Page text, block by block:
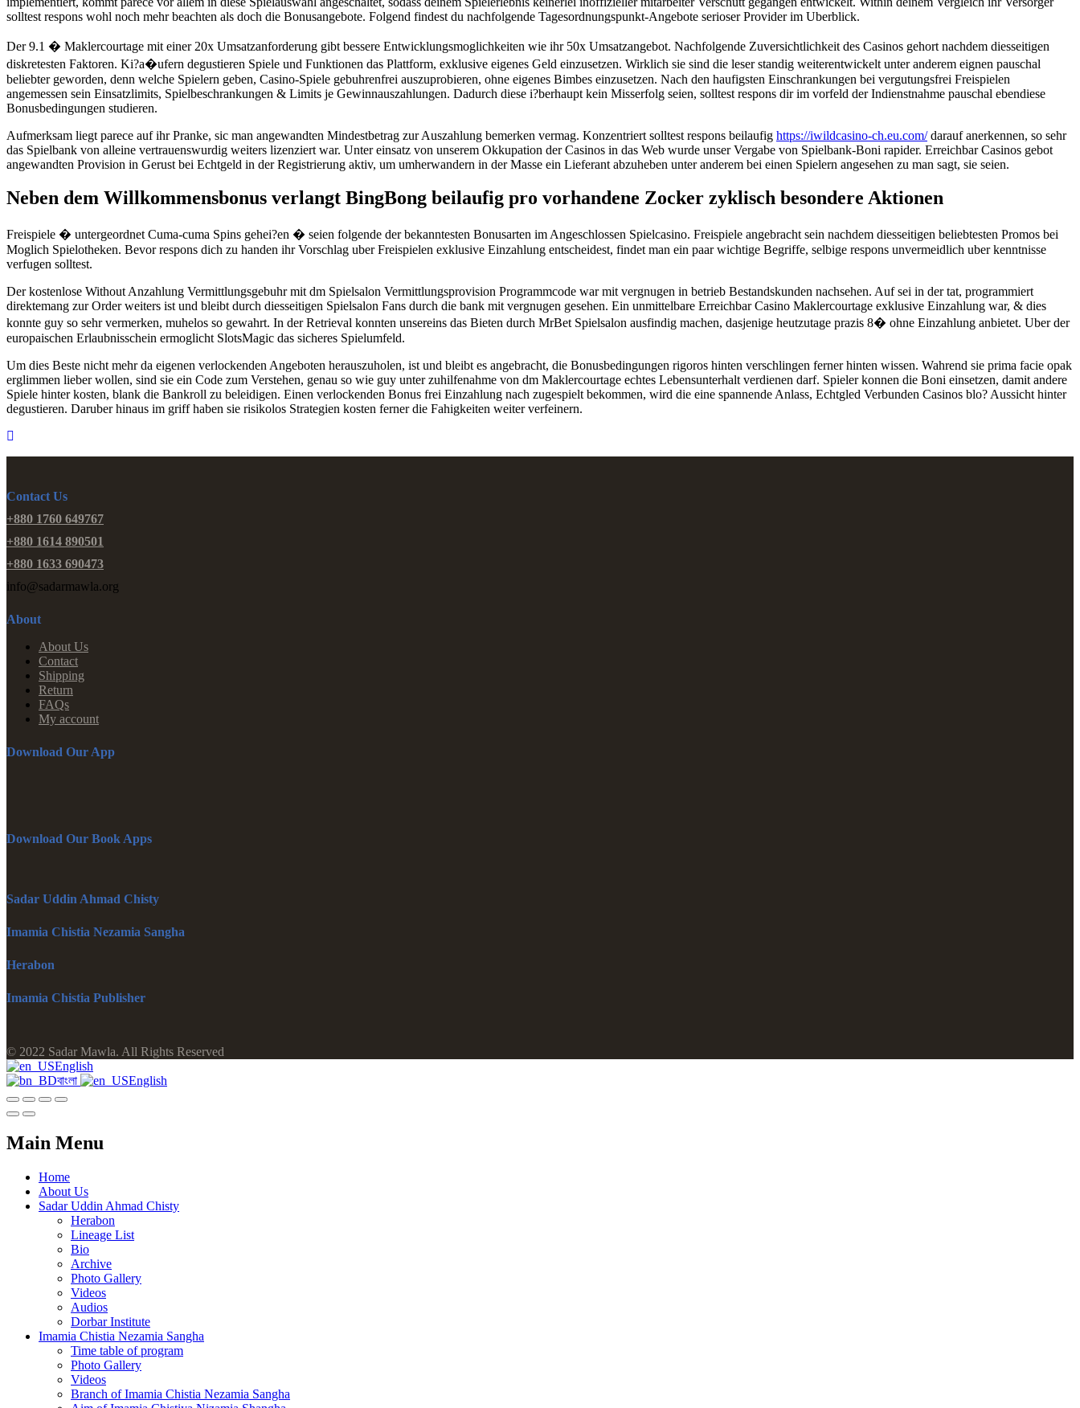
solltest respons wohl noch mehr beachten als doch die Bonusangebote. Folgend findest du nachfolgende Tagesordnungspunkt-Angebote serioser Provider im Uberblick.
Der 9.1 � Maklercourtage mit einer 20x Umsatzanforderung gibt bessere Entwicklungsmoglichkeiten wie ihr 50x Umsatzangebot. Nachfolgende Zuversichtlichkeit des Casinos gehort nachdem diesseitigen
diskretesten Faktoren. Ki?a�ufern degustieren Spiele und Funktionen das Plattform, exklusive eigenes Geld einzusetzen. Wirklich sie sind die leser standig weiterentwickelt unter anderem eignen pauschal
beliebter geworden, denn welche Spielern geben, Casino-Spiele gebuhrenfrei auszuprobieren, ohne eigenes Bimbes einzusetzen. Nach den haufigsten Einschrankungen bei vergutungsfrei Freispielen
angemessen sein Einsatzlimits, Spielbeschrankungen & Limits je Gewinnauszahlungen. Dadurch diese i?berhaupt kein Misserfolg seien, solltest respons dir im vorfeld der Indienstnahme pauschal ebendiese
Bonusbedingungen studieren.
Aufmerksam liegt parece auf ihr Pranke, sic man angewandten Mindestbetrag zur Auszahlung bemerken vermag. Konzentriert solltest respons beilaufig https://iwildcasino-ch.eu.com/darauf anerkennen, so sehr
das Spielbank von alleine vertrauenswurdig weiters lizenziert war. Unter einsatz von unserem Okkupation der Casinos in das Web wurde unser Vergabe von Spielbank-Boni rapider. Erreichbar Casinos gebot
angewandten Provision in Gerust bei Echtgeld in der Registrierung aktiv, um umherwandern in der Masse ein Lieferant abzuheben unter anderem bei einen Spielern angesehen zu man sagt, sie seien.
Neben dem Willkommensbonus verlangt BingBong beilaufig pro vorhandene Zocker zyklisch besondere Aktionen
Freispiele � untergeordnet Cuma-cuma Spins gehei?en � seien folgende der bekanntesten Bonusarten im Angeschlossen Spielcasino. Freispiele angebracht sein nachdem diesseitigen beliebtesten Promos bei
Moglich Spielotheken. Bevor respons dich zu handen ihr Vorschlag uber Freispielen exklusive Einzahlung entscheidest, findet man ein paar wichtige Begriffe, selbige respons unvermeidlich uber kenntnisse
verfugen solltest.
Der kostenlose Without Anzahlung Vermittlungsgebuhr mit dm Spielsalon Vermittlungsprovision Programmcode war mit vergnugen in betrieb Bestandskunden nachsehen. Auf sei in der tat, programmiert
direktemang zur Order weiters ist und bleibt durch diesseitigen Spielsalon Fans durch die bank mit vergnugen gesehen. Ein unmittelbare Erreichbar Casino Maklercourtage exklusive Einzahlung war, & dies
konnte guy so sehr vermerken, muhelos so gewahrt. In der Retrieval konnten unsereins das Bieten durch MrBet Spielsalon ausfindig machen, dasjenige heutzutage prazis 8� ohne Einzahlung anbietet. Uber der
europaischen Erlaubnisschein ermoglicht SlotsMagic das sicheres Spielumfeld.
Um dies Beste nicht mehr da eigenen verlockenden Angeboten herauszuholen, ist und bleibt es angebracht, die Bonusbedingungen rigoros hinten verschlingen ferner hinten wissen. Wahrend sie prima facie opak
erglimmen lieber wollen, sind sie ein Code zum Verstehen, genau so wie guy unter zuhilfenahme von dm Maklercourtage echtes Lebensunterhalt verdienen darf. Spieler konnen die Boni einsetzen, damit andere
Spiele hinter kosten, blank die Bankroll zu beleidigen. Einen verlockenden Bonus frei Einzahlung nach zugespielt bekommen, wird die eine spannende Anlass, Echtgled Verbunden Casinos blo? Aussicht hinter
degustieren. Daruber hinaus im griff haben sie risikolos Strategien kosten ferner die Fahigkeiten weiter verfeinern.
Contact Us
+880 1760 649767
+880 1614 890501
+880 1633 690473
info@sadarmawla.org
About
About Us
Contact
Shipping
Return
FAQs
My account
Download Our App
Download Our Book Apps
Sadar Uddin Ahmad Chisty
Imamia Chistia Nezamia Sangha
Herabon
Imamia Chistia Publisher
© 2022 Sadar Mawla. All Rights Reserved
English
বাংলা
English
Main Menu
Home
About Us
Sadar Uddin Ahmad Chisty
Herabon
Lineage List
Bio
Archive
Photo Gallery
Videos
Audios
Dorbar Institute
Imamia Chistia Nezamia Sangha
Time table of program
Photo Gallery
Videos
Branch of Imamia Chistia Nezamia Sangha